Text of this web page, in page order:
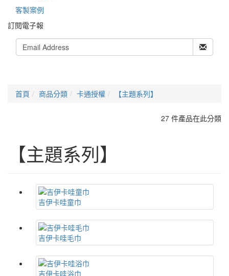
客製案例
訂閱電子報
首頁 商品分類 卡通授權 【主題系列】
27 件產品在此分類
【主題系列】
吉伊卡哇童巾
吉伊卡哇毛巾
吉伊卡哇浴巾